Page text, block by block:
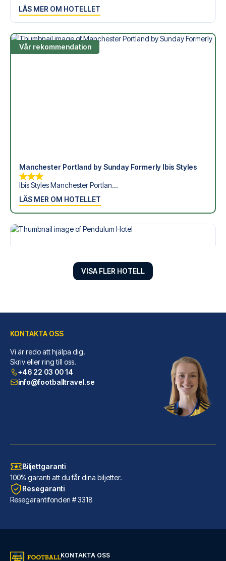
LÄS MER OM HOTELLET
Vår rekommendation
Manchester Portland by Sunday Formerly Ibis Styles
Ibis Styles Manchester Portlan...
LÄS MER OM HOTELLET
Pendulum Hotel
Pendulum Hotel ligger centralt...
Hotel
VISA FLER HOTELL
KONTAKTA OSS
Vi är redo att hjälpa dig.
Skriv eller ring till oss.
+46 22 03 00 14
info@footballtravel.se
Biljettgaranti
100% garanti att du får dina biljetter.
Resegaranti
Resegarantifonden # 3318
KONTAKTA OSS